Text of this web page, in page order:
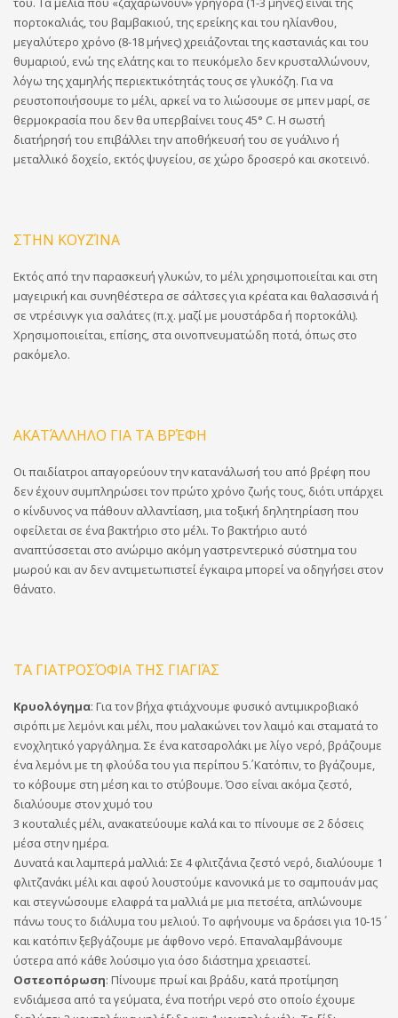
πορτοκαλιάς, του βαμβακιού, της ερείκης και του ηλίανθου,
μεγαλύτερο χρόνο (8-18 μήνες) χρειάζονται της καστανιάς και του
θυμαριού, ενώ της ελάτης και το πευκόμελο δεν κρυσταλλώνουν,
λόγω της χαμηλής περιεκτικότητάς τους σε γλυκόζη. Για να
ρευστοποιήσουμε το μέλι, αρκεί να το λιώσουμε σε μπεν μαρί, σε
θερμοκρασία που δεν θα υπερβαίνει τους 45° C. Η σωστή
διατήρησή του επιβάλλει την αποθήκευσή του σε γυάλινο ή
μεταλλικό δοχείο, εκτός ψυγείου, σε χώρο δροσερό και σκοτεινό.
ΣΤΗΝ ΚΟΥΖΊΝΑ
Εκτός από την παρασκευή γλυκών, το μέλι χρησιμοποιείται και στη
μαγειρική και συνηθέστερα σε σάλτσες για κρέατα και θαλασσινά ή
σε ντρέσινγκ για σαλάτες (π.χ. μαζί με μουστάρδα ή πορτοκάλι).
Χρησιμοποιείται, επίσης, στα οινοπνευματώδη ποτά, όπως στο
ρακόμελο.
ΑΚΑΤΆΛΛΗΛΟ ΓΙΑ ΤΑ ΒΡΈΦΗ
Οι παιδίατροι απαγορεύουν την κατανάλωσή του από βρέφη που
δεν έχουν συμπληρώσει τον πρώτο χρόνο ζωής τους, διότι υπάρχει
ο κίνδυνος να πάθουν αλλαντίαση, μια τοξική δηλητηρίαση που
οφείλεται σε ένα βακτήριο στο μέλι. Το βακτήριο αυτό
αναπτύσσεται στο ανώριμο ακόμη γαστρεντερικό σύστημα του
μωρού και αν δεν αντιμετωπιστεί έγκαιρα μπορεί να οδηγήσει στον
θάνατο.
ΤΑ ΓΙΑΤΡΟΣΌΦΙΑ ΤΗΣ ΓΙΑΓΙΆΣ
Κρυολόγημα: Για τον βήχα φτιάχνουμε φυσικό αντιμικροβιακό
σιρόπι με λεμόνι και μέλι, που μαλακώνει τον λαιμό και σταματά το
ενοχλητικό γαργάλημα. Σε ένα κατσαρολάκι με λίγο νερό, βράζουμε
ένα λεμόνι με τη φλούδα του για περίπου 5΄. Κατόπιν, το βγάζουμε,
το κόβουμε στη μέση και το στύβουμε. Όσο είναι ακόμα ζεστό,
διαλύουμε στον χυμό του
3 κουταλιές μέλι, ανακατεύουμε καλά και το πίνουμε σε 2 δόσεις
μέσα στην ημέρα.
Δυνατά και λαμπερά μαλλιά: Σε 4 φλιτζάνια ζεστό νερό, διαλύουμε 1
φλιτζανάκι μέλι και αφού λουστούμε κανονικά με το σαμπουάν μας
και στεγνώσουμε ελαφρά τα μαλλιά με μια πετσέτα, απλώνουμε
πάνω τους το διάλυμα του μελιού. Το αφήνουμε να δράσει για 10-15΄
και κατόπιν ξεβγάζουμε με άφθονο νερό. Επαναλαμβάνουμε
ύστερα από κάθε λούσιμο για όσο διάστημα χρειαστεί.
Οστεοπόρωση: Πίνουμε πρωί και βράδυ, κατά προτίμηση
ενδιάμεσα από τα γεύματα, ένα ποτήρι νερό στο οποίο έχουμε